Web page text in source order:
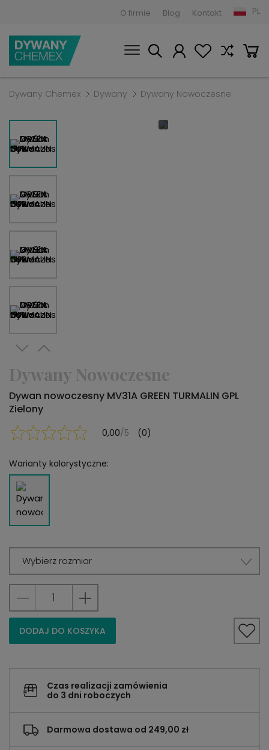
O firmie Blog Kontakt PL
Dywany Chemex Dywany Dywany Nowoczesne
Dywany Nowoczesne
Dywan nowoczesny MV31A GREEN TURMALIN GPL
Zielony
0,00/5 (0)
Warianty kolorystyczne:
Wybierz rozmiar
DODAJ DO KOSZYKA
Czas realizacji zamówienia
do 3 dni roboczych
Darmowa dostawa od 249,00 zł